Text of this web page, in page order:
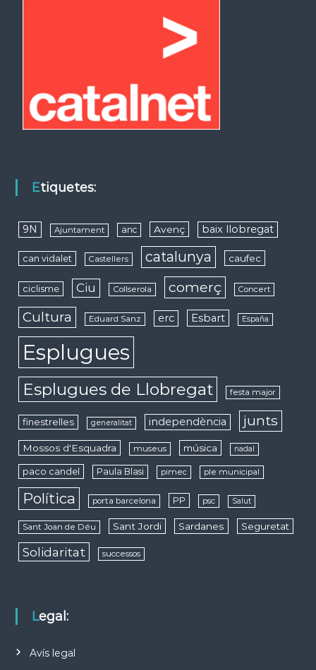
Etiquetes:
9N Ajuntament anc Avenç baix llobregat
can vidalet Castellers catalunya caufec
ciclisme Ciu Collserola comerç Concert
Cultura Eduard Sanz erc Esbart España
Esplugues
Esplugues de Llobregat festa major
finestrelles generalitat independència junts
Mossos d'Esquadra museus música nadal
paco candel Paula Blasi pimec ple municipal
Política porta barcelona PP psc Salut
Sant Joan de Déu Sant Jordi Sardanes Seguretat
Solidaritat successos
Legal:
Avís legal